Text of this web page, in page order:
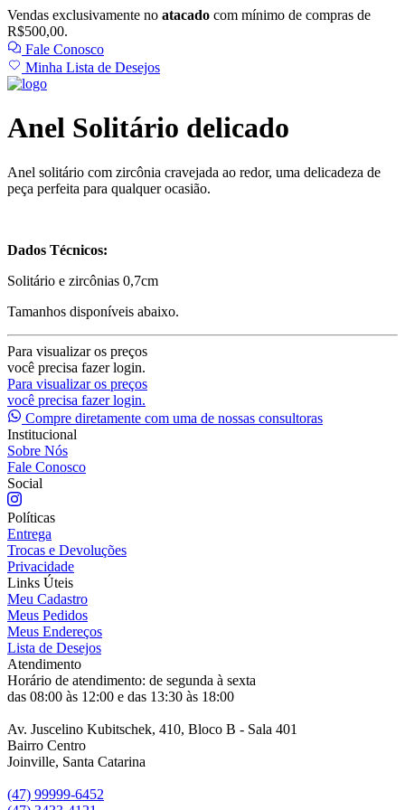
Vendas exclusivamente no atacado com mínimo de compras de
R$500,00.
Fale Conosco
Minha Lista de Desejos
Anel Solitário delicado
Anel solitário com zircônia cravejada ao redor, uma delicadeza de
peça perfeita para qualquer ocasião.
Dados Técnicos:
Solitário e zircônias 0,7cm
Tamanhos disponíveis abaixo.
Para visualizar os preços
você precisa fazer login.
Para visualizar os preços
você precisa fazer login.
Compre diretamente com uma de nossas consultoras
Institucional
Sobre Nós
Fale Conosco
Social
Políticas
Entrega
Trocas e Devoluções
Privacidade
Links Úteis
Meu Cadastro
Meus Pedidos
Meus Endereços
Lista de Desejos
Atendimento
Horário de atendimento: de segunda à sexta
das 08:00 às 12:00 e das 13:30 às 18:00
Av. Juscelino Kubitschek, 410, Bloco B - Sala 401
Bairro Centro
Joinville, Santa Catarina
(47) 99999-6452